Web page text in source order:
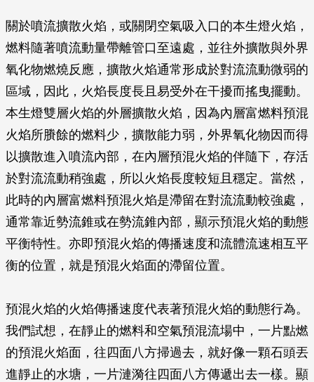
關於噴流擴散火焰，或關閉空氣吸入口的本生燈火焰，
燃料隨著噴流動量帶離管口至遠處，並往外擴散與外界
氧化物燃燒反應，擴散火焰通常形成於對流流動微弱的
區域，因此，火焰長度長且易受外在干擾而搖曳擺動。
本生燈雙層火焰的外層擴散火焰，因為內層富燃料預混
火焰所賸餘的燃料少，擴散能力弱，外界氧化物因而得
以擴散進入噴流內部，在內層預混火焰的伴隨下，存活
於對流流動稍強處，所以火焰長度較短且穩定。當然，
此時的內層富燃料預混火焰是滯留在對流流動較強處，
通常靠近勢流錐或在勢流錐內部，顯示預混火焰的動態
平衡特性。亦即預混火焰的傳播速度和流體流速相互平
衡的位置，就是預混火焰面的滯留位置。
預混火焰的火焰傳播速度代表著預混火焰的動態行為。
我們試想，在靜止的燃料和空氣預混流場中，一片點燃
的預混火焰面，往四面八方掃過去，就好像一顆石頭丟
進靜止的水塘，一片漣漪往四面八方傳遞出去一樣。顯